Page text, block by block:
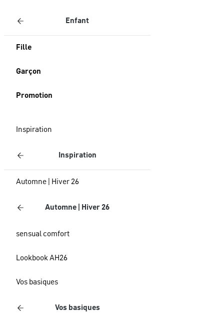
Enfant
Fille
Garçon
Promotion
Inspiration
Inspiration
Automne | Hiver 26
Automne | Hiver 26
sensual comfort
Lookbook AH26
Vos basiques
Vos basiques